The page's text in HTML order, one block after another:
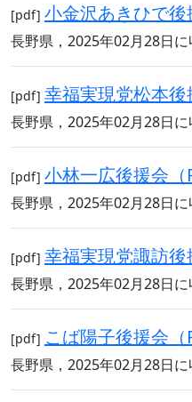
[pdf] 小金沢あきひで後
長野県，2025年02月28日
[pdf] 幸福実現党松本後
長野県，2025年02月28日
[pdf] 小林一広後援会（
長野県，2025年02月28日
[pdf] 幸福実現党諏訪後
長野県，2025年02月28日
[pdf] こば陽子後援会（
長野県，2025年02月28日